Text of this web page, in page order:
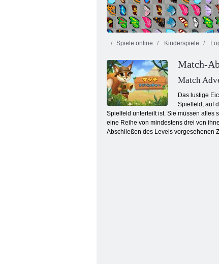
Rettungs-Schmetterling
Schmetterlings Kyodai
Spiele online Kinderspiele
Match-
Match
Das lustige
Spielfeld, auf
Spielfeld unterteilt ist. Sie müssen alles
eine Reihe von mindestens drei von
Abschließen des Levels vorgesehenen